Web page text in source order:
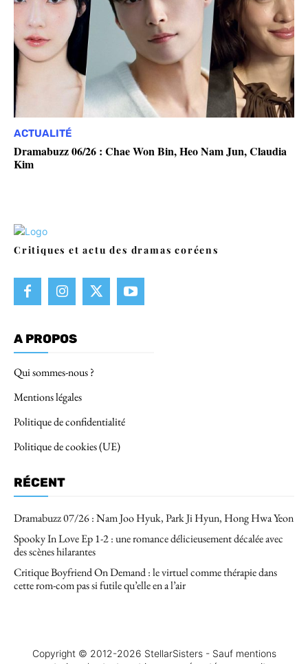
ACTUALITÉ
Dramabuzz 06/26 : Chae Won Bin, Heo Nam Jun, Claudia
Kim
Critiques et actu des dramas coréens
A PROPOS
Qui sommes-nous ?
Mentions légales
Politique de confidentialité
Politique de cookies (UE)
RÉCENT
Dramabuzz 07/26 : Nam Joo Hyuk, Park Ji Hyun, Hong Hwa Yeon
Spooky In Love Ep 1-2 : une romance délicieusement décalée avec
des scènes hilarantes
Critique Boyfriend On Demand : le virtuel comme thérapie dans
cette rom-com pas si futile qu’elle en a l’air
Copyright © 2012-2026 StellarSisters - Sauf mentions